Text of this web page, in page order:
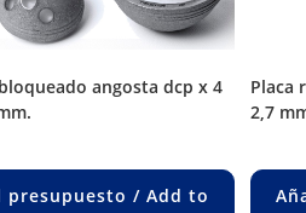
presupuesto / Add to
placa recta 1/4 / bloqueado x 8 orif. p/ø
2,7